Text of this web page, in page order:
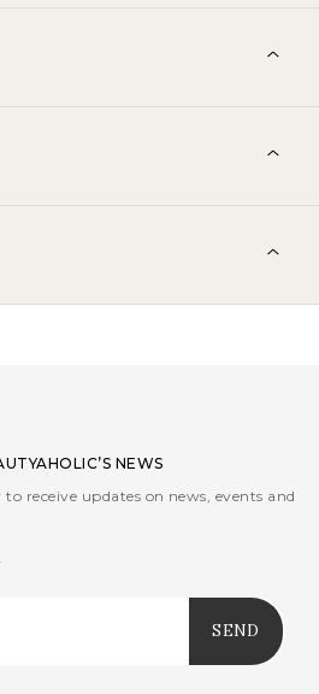
NEWS
receive updates on news, events and